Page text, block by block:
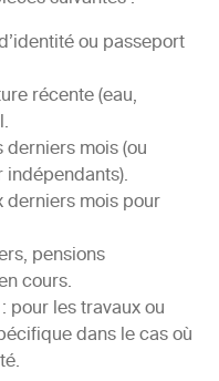
ou passeport
récente (eau,
mois (ou
mois pour
pensions
cours.
pour les travaux ou
dans le cas où